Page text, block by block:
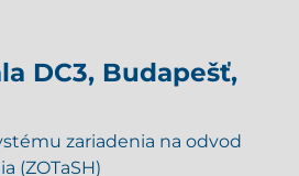
DC3, Budapešť,
zariadenia na odvod
(ZOTaSH)